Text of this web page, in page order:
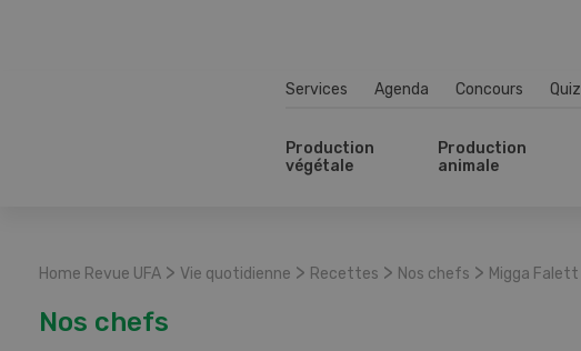
Services Agenda Concours Quiz
Production
végétale
Production
animale
Home Revue UFA > Vie quotidienne > Recettes > Nos chefs > Migga Falett
Nos chefs